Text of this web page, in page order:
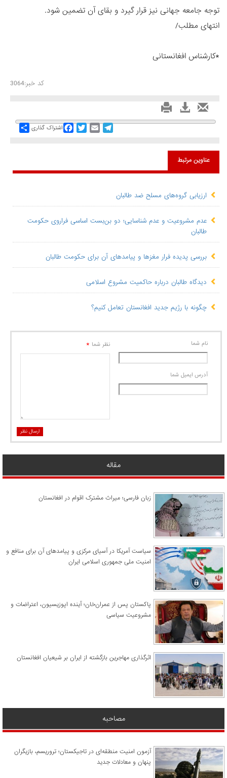
توجه جامعه جهانی نیز قرار گیرد و بقای آن تضمین شود.
انتهای مطلب/
*کارشناس افغانستانی
کد خبر:3064
Share اشتراک گذاری
FacebookTwitterEmail
Telegram
عناوین مرتبط
ارزیابی گروه‌های مسلح ضد طالبان
عدم مشروعیت و عدم شناسایی؛ دو بن‌بست اساسی فراروی حکومت
طالبان
بررسی پدیده فرار مغزها و پیامدهای آن برای حکومت طالبان
دیدگاه طالبان درباره حاکمیت مشروع اسلامی
چگونه با رژیم جدید افغانستان تعامل کنیم؟
نام شما
آدرس ايميل شما
نظر شما *
ارسال نظر
مقاله
زبان فارسی؛ میراث مشترک اقوام در افغانستان
سیاست آمریکا در آسیای مرکزی و پیامدهای آن برای منافع و
امنیت ملی جمهوری اسلامی ایران
پاکستان پس از عمران‌خان؛ آینده اپوزیسیون، اعتراضات و
مشروعیت سیاسی
اثرگذاری مهاجرین بازگشته از ایران بر شیعیان افغانستان
مصاحبه
آزمون امنیت منطقه‌ای در تاجیکستان؛ تروریسم، بازیگران
پنهان و معادلات جدید